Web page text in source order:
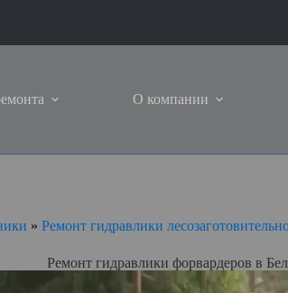
О компании
»Ремонт гидравлики
Ремонт гидравлики форвардеров в